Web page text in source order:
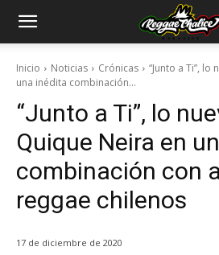
Inicio Noticias Crónicas
“Junto a Ti”,
una inédita combinación...
“Junto a Ti”, lo
Quique Neira en
combinación con
reggae chilenos
17 de diciembre de 2020